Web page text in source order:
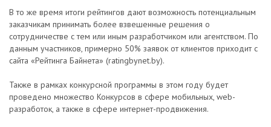
В то же время итоги рейтингов дают возможность потенциальным
заказчикам принимать более взвешенные решения о
сотрудничестве с тем или иным разработчиком или агентством. По
данным участников, примерно 50% заявок от клиентов приходит с
сайта «Рейтинга Байнета» (ratingbynet.by).
Также в рамках конкурсной программы в этом году будет
проведено множество Конкурсов в сфере мобильных, web-
разработок, а также в сфере интернет-продвижения.